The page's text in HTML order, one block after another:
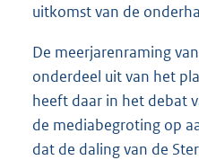
uitkomst van de
De meerjarenraming
onderdeel uit van het
heeft daar in het debat
de mediabegroting op
dat de daling van de